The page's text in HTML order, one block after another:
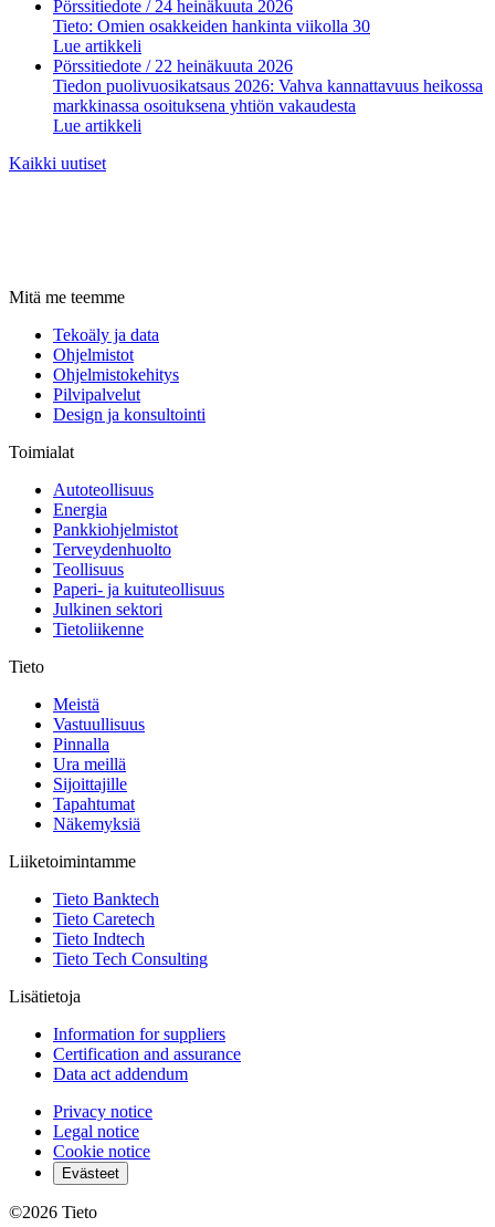
Pörssitiedote / 24 heinäkuuta 2026
Tieto: Omien osakkeiden hankinta viikolla 30
Lue artikkeli
Pörssitiedote / 22 heinäkuuta 2026
Tiedon puolivuosikatsaus 2026: Vahva kannattavuus heikossa
markkinassa osoituksena yhtiön vakaudesta
Lue artikkeli
Kaikki uutiset
Mitä me teemme
Tekoäly ja data
Ohjelmistot
Ohjelmistokehitys
Pilvipalvelut
Design ja konsultointi
Toimialat
Autoteollisuus
Energia
Pankkiohjelmistot
Terveydenhuolto
Teollisuus
Paperi- ja kuituteollisuus
Julkinen sektori
Tietoliikenne
Tieto
Meistä
Vastuullisuus
Pinnalla
Ura meillä
Sijoittajille
Tapahtumat
Näkemyksiä
Liiketoimintamme
Tieto Banktech
Tieto Caretech
Tieto Indtech
Tieto Tech Consulting
Lisätietoja
Information for suppliers
Certification and assurance
Data act addendum
Privacy notice
Legal notice
Cookie notice
Evästeet
©2026 Tieto